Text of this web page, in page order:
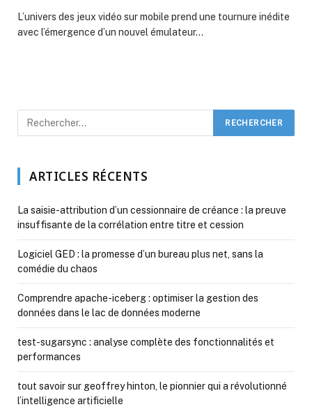
L’univers des jeux vidéo sur mobile prend une tournure inédite
avec l’émergence d’un nouvel émulateur…
ARTICLES RÉCENTS
La saisie-attribution d’un cessionnaire de créance : la preuve
insuffisante de la corrélation entre titre et cession
Logiciel GED : la promesse d’un bureau plus net, sans la
comédie du chaos
Comprendre apache-iceberg : optimiser la gestion des
données dans le lac de données moderne
test-sugarsync : analyse complète des fonctionnalités et
performances
tout savoir sur geoffrey hinton, le pionnier qui a révolutionné
l’intelligence artificielle